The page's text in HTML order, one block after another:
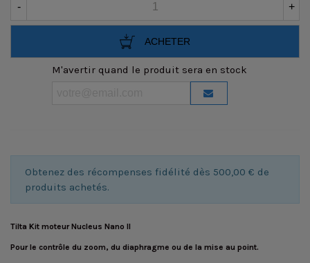
- +
ACHETER
M'avertir quand le produit sera en stock
Obtenez des récompenses fidélité dès 500,00 € de
produits achetés.
Tilta Kit moteur Nucleus Nano II
Pour le contrôle du zoom, du diaphragme ou de la mise au point.